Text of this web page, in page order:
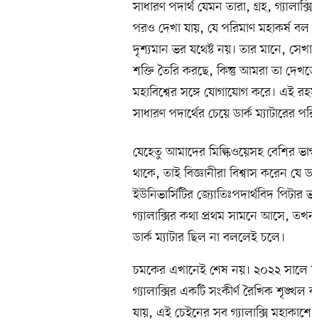
সাধারণ পদার্থ যেমন তারা, গ্রহ,
পরও দেখা যায়, যে পরিমাণ মহাকর্ষ
দৃশ্যমান ভর যথেষ্ট নয়। তার মানে,
শক্তি তৈরি করছে, কিন্তু আমরা তা
মহাবিশ্বের সঙ্গে যোগাযোগ করে। এই
সাধারণ পদার্থের চেয়ে ডার্ক ম্যাটারের
যেহেতু আমাদের মিল্কিওয়েসহ বেশির
থাকে, তাই বিজ্ঞানীরা বিশ্বাস করেন
ইউনিভার্সিটির জ্যোতিঃপদার্থবিদ
গ্যালাক্সির কথা প্রথম সামনে আসে, তখন
ডার্ক ম্যাটার ছিল না বললেই চলে।
চমকের এখানেই শেষ নয়। ২০২২
গ্যালাক্সির একটি সংকীর্ণ রৈখিক
যায়, এই চেইনের সব গ্যালাক্সি